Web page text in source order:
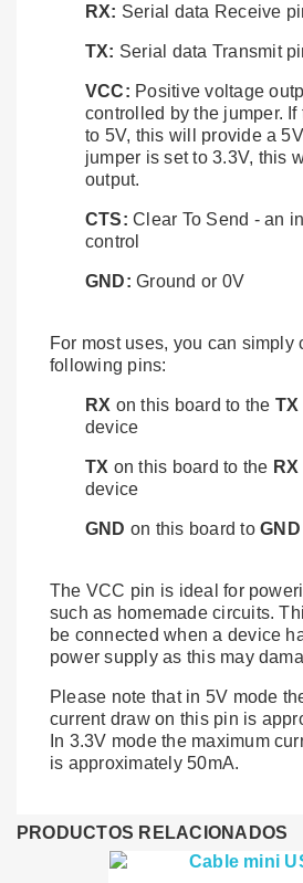
RX: Serial data Receive
TX: Serial data Transmit
VCC: Positive voltage
controlled by the jumper.
to 5V, this will provide a
jumper is set to 3.3V, this
output.
CTS: Clear To Send - an
control
GND: Ground or 0V
For most uses, you can simply
following pins:
RX on this board to the TX
device
TX on this board to the RX
device
GND on this board toGND
The VCC pin is ideal for
such as homemade circuits.
be connected when a device
power supply as this may
Please note that in 5V mode
current draw on this pin is
In 3.3V mode the maximum
is approximately 50mA.
PRODUCTOS RELACIONADOS